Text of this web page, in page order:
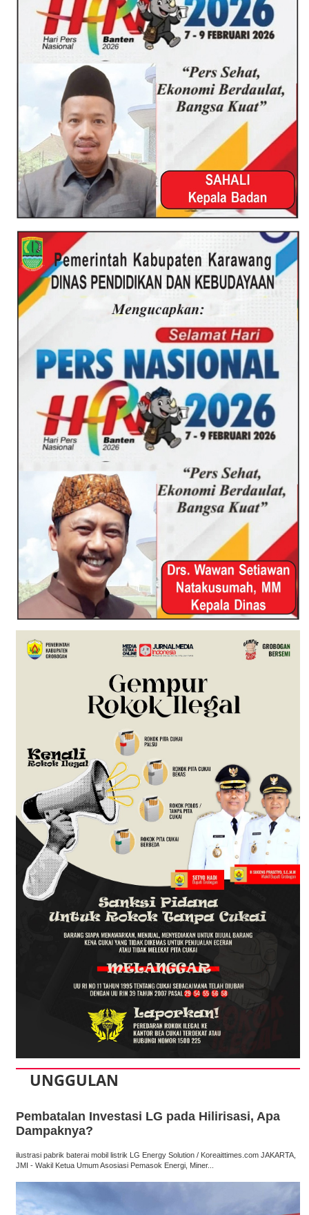
UNGGULAN
Pembatalan Investasi LG pada Hilirisasi, Apa
Dampaknya?
ilustrasi pabrik baterai mobil listrik LG Energy Solution / Koreaittimes.com JAKARTA,
JMI - Wakil Ketua Umum Asosiasi Pemasok Energi, Miner...